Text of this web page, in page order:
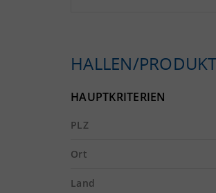
HALLEN/
HAUPTKRITERIEN
PLZ
Ort
Land